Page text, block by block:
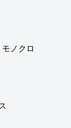
ノクロ